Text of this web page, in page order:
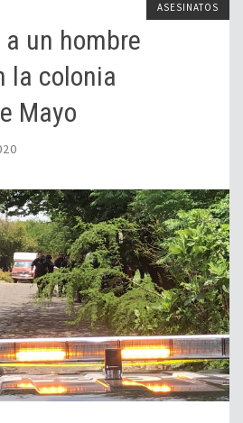
ASESINATOS
un hombre
la colonia
Mayo